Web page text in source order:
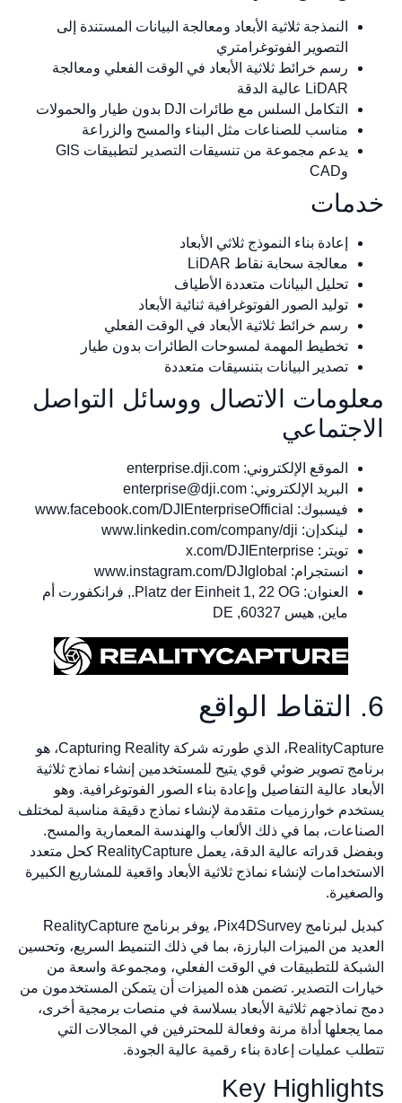
النمذجة ثلاثية الأبعاد ومعالجة البيانات المستندة إلى
التصوير الفوتوغرامتري
رسم خرائط ثلاثية الأبعاد في الوقت الفعلي ومعالجة
LiDAR عالية الدقة
التكامل السلس مع طائرات DJI بدون طيار والحمولات
مناسب للصناعات مثل البناء والمسح والزراعة
يدعم مجموعة من تنسيقات التصدير لتطبيقات GIS
إعادة بناء النموذج ثلاثي الأبعاد
معالجة سحابة نقاط LiDAR
تحليل البيانات متعددة الأطياف
توليد الصور الفوتوغرافية ثنائية الأبعاد
رسم خرائط ثلاثية الأبعاد في الوقت الفعلي
تخطيط المهمة لمسوحات الطائرات بدون طيار
تصدير البيانات بتنسيقات متعددة
الاتصال ووسائل التواصل
الموقع الإلكتروني: enterprise.dji.com
البريد الإلكتروني:enterprise@dji.com
فيسبوك: www.facebook.com/DJIEnterpriseOfficial
لينكدإن: www.linkedin.com/company/dji
تويتر: x.com/DJIEnterprise
انستجرام: www.instagram.com/DJIglobal
العنوان: Platz der Einheit 1, 22 OG., فرانكفورت أم
ماين, هيس 60327, DE
RealityCapture، الذي طورته شركة Capturing Reality، هو
تصوير ضوئي قوي يتيح للمستخدمين إنشاء نماذج ثلاثية
عالية التفاصيل وإعادة بناء الصور الفوتوغرافية. وهو
خوارزميات متقدمة لإنشاء نماذج دقيقة مناسبة لمختلف
بما في ذلك الألعاب والهندسة المعمارية والمسح.
وبفضل قدراته عالية الدقة، يعمل RealityCapture كحل متعدد
لإنشاء نماذج ثلاثية الأبعاد واقعية للمشاريع الكبيرة
كبديل لبرنامج Pix4DSurvey، يوفر برنامج RealityCapture
من الميزات البارزة، بما في ذلك التنميط السريع، وتحسين
للتطبيقات في الوقت الفعلي، ومجموعة واسعة من
التصدير. تضمن هذه الميزات أن يتمكن المستخدمون من
ثلاثية الأبعاد بسلاسة في منصات برمجية أخرى،
أداة مرنة وفعالة للمحترفين في المجالات التي
عمليات إعادة بناء رقمية عالية الجودة.
Key